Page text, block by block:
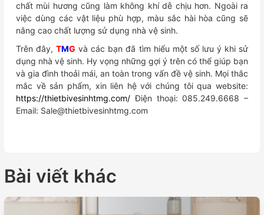
chất mùi hương cũng làm không khí dễ chịu hơn. Ngoài ra
việc dùng các vật liệu phù hợp, màu sắc hài hòa cũng sẽ
nâng cao chất lượng sử dụng nhà vệ sinh.
Trên đây,TMG và các bạn đã tìm hiểu một số lưu ý khi sử
dụng nhà vệ sinh. Hy vọng những gợi ý trên có thể giúp bạn
và gia đình thoải mái, an toàn trong vấn đề vệ sinh. Mọi thắc
mắc về sản phẩm, xin liên hệ với chúng tôi qua website:
https://thietbivesinhtmg.com/ Điện thoại: 085.249.6668 –
Email: Sale@thietbivesinhtmg.com
Bài viết khác